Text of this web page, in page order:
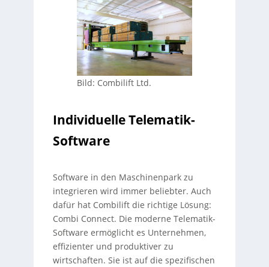
Bild: Combilift Ltd.
Individuelle Telematik-
Software
Software in den Maschinenpark zu
integrieren wird immer beliebter. Auch
dafür hat Combilift die richtige Lösung:
Combi Connect. Die moderne Telematik-
Software ermöglicht es Unternehmen,
effizienter und produktiver zu
wirtschaften. Sie ist auf die spezifischen